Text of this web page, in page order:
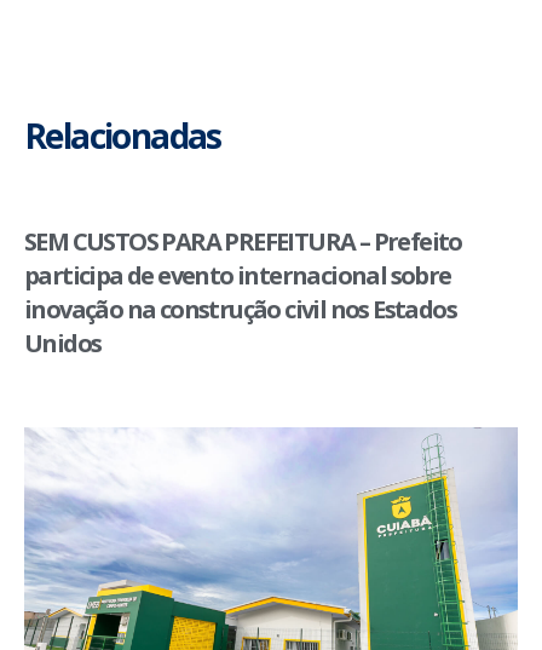
Relacionadas
SEM CUSTOS PARA PREFEITURA – Prefeito
participa de evento internacional sobre
inovação na construção civil nos Estados
Unidos